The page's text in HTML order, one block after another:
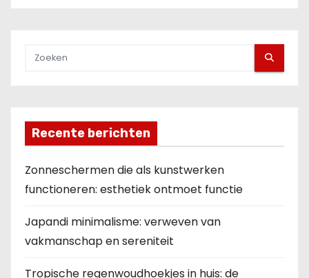
p
a
g
n
e
Recente berichten
Zonneschermen die als kunstwerken
functioneren: esthetiek ontmoet functie
Japandi minimalisme: verweven van
vakmanschap en sereniteit
Tropische regenwoudhoekjes in huis: de